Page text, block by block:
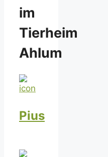
im
Tierheim
Ahlum
Pius